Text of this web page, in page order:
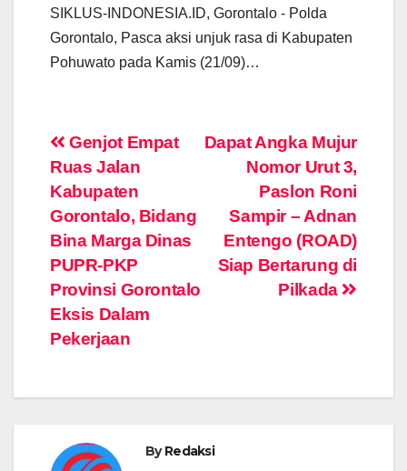
SIKLUS-INDONESIA.ID, Gorontalo - Polda
Gorontalo, Pasca aksi unjuk rasa di Kabupaten
Pohuwato pada Kamis (21/09)…
Post
navigation
Dapat Angka Mujur
Nomor Urut 3,
Paslon Roni
Sampir – Adnan
Entengo (ROAD)
Siap Bertarung di
Pilkada
Genjot Empat
Ruas Jalan
Kabupaten
Gorontalo, Bidang
Bina Marga Dinas
PUPR-PKP
Provinsi Gorontalo
Eksis Dalam
Pekerjaan
ByRedaksi